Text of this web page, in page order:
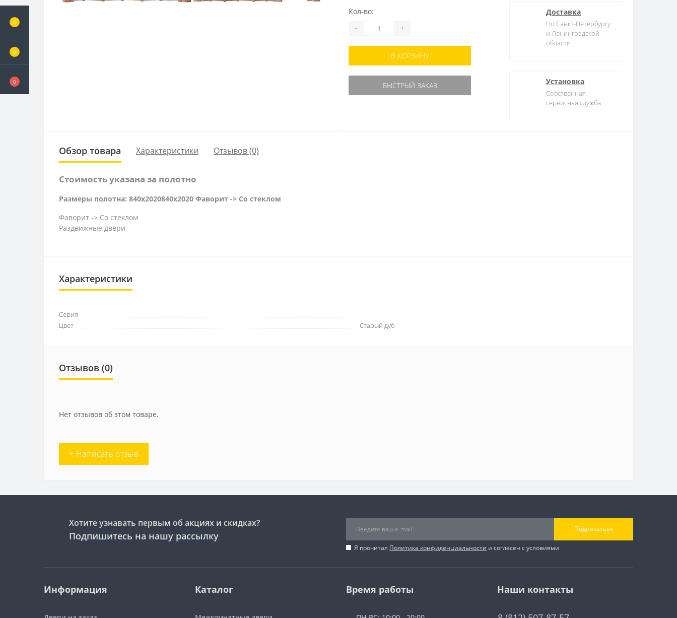
0
0
0
Кол-во:
- +
В КОРЗИНУ
БЫСТРЫЙ ЗАКАЗ
Доставка
По Санкт-Петербургу
и Ленинградской
области
Установка
Собственная
сервисная служба
Обзор товара Характеристики Отзывов (0)
Стоимость указана за полотно
Размеры полотна: 840x2020840x2020 Фаворит -> Со стеклом
Фаворит -> Со стеклом
Раздвижные двери
Характеристики
Серия
Цвет
Старый дуб
Отзывов (0)
Нет отзывов об этом товаре.
+ Написать отзыв
Хотите узнавать первым об акциях и скидках?
Подпишитесь на нашу рассылку
Подписаться
Я прочитал Политика конфиденциальности и согласен с условиями
Информация Каталог Время работы Наши контакты